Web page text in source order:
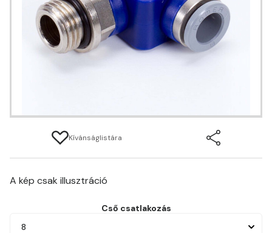
Kívánságlistára
A kép csak illusztráció
Cső csatlakozás
8